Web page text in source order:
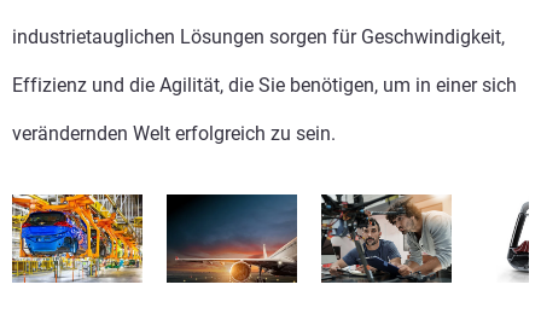
industrietauglichen Lösungen sorgen für Geschwindigkeit,
Effizienz und die Agilität, die Sie benötigen, um in einer sich
verändernden Welt erfolgreich zu sein.